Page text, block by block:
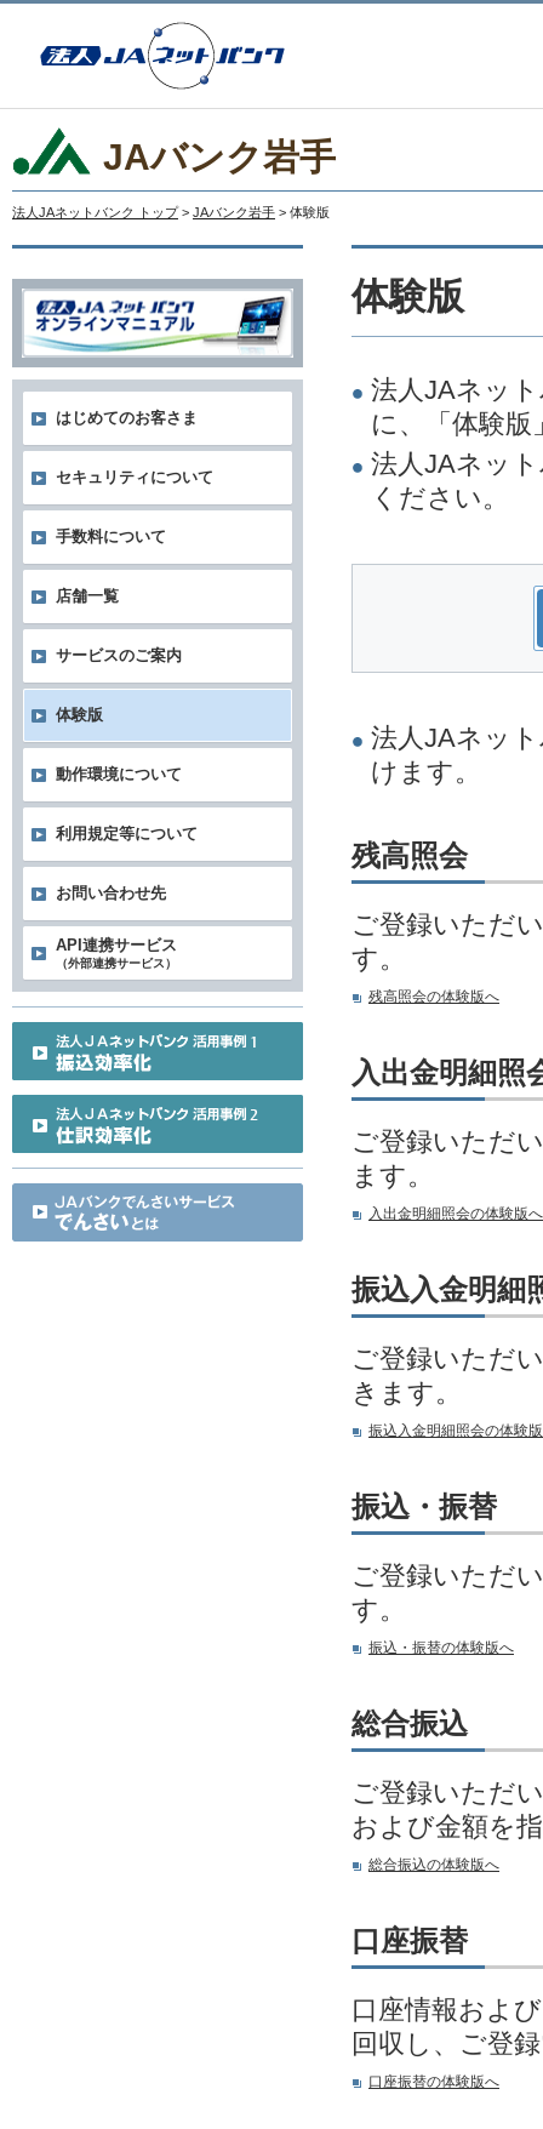
JAバンク岩手
法人JAネットバンク トップ > JAバンク岩手 > 体験版
体験版
法人JAネッ
に、「体験
法人JAネッ
ください。
法人JAネッ
けます。
残高照会
ご登録いただ
す。
残高照会の体験版へ
入出金明細照
ご登録いただ
ます。
入出金明細照会の体験版へ
振込入金明細
ご登録いただ
きます。
振込入金明細照会の体験
振込・振替
ご登録いただ
す。
振込・振替の体験版へ
総合振込
ご登録いただ
および金額を
総合振込の体験版へ
口座振替
口座情報およ
回収し、ご登
口座振替の体験版へ
はじめてのお客さま
セキュリティについて
手数料について
店舗一覧
サービスのご案内
体験版
動作環境について
利用規定等について
お問い合わせ先
API連携サービス
（外部連携サービス）